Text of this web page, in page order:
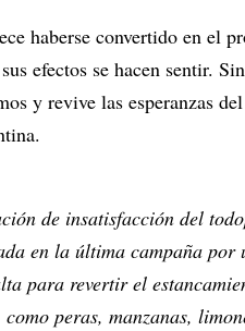
haberse convertido en el
efectos se hacen sentir.
y revive las esperanzas
de insatisfacción del
en la última campaña
para revertir el
peras, manzanas,